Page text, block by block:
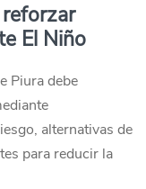
El Niño
Piura debe
alternativas de
para reducir la